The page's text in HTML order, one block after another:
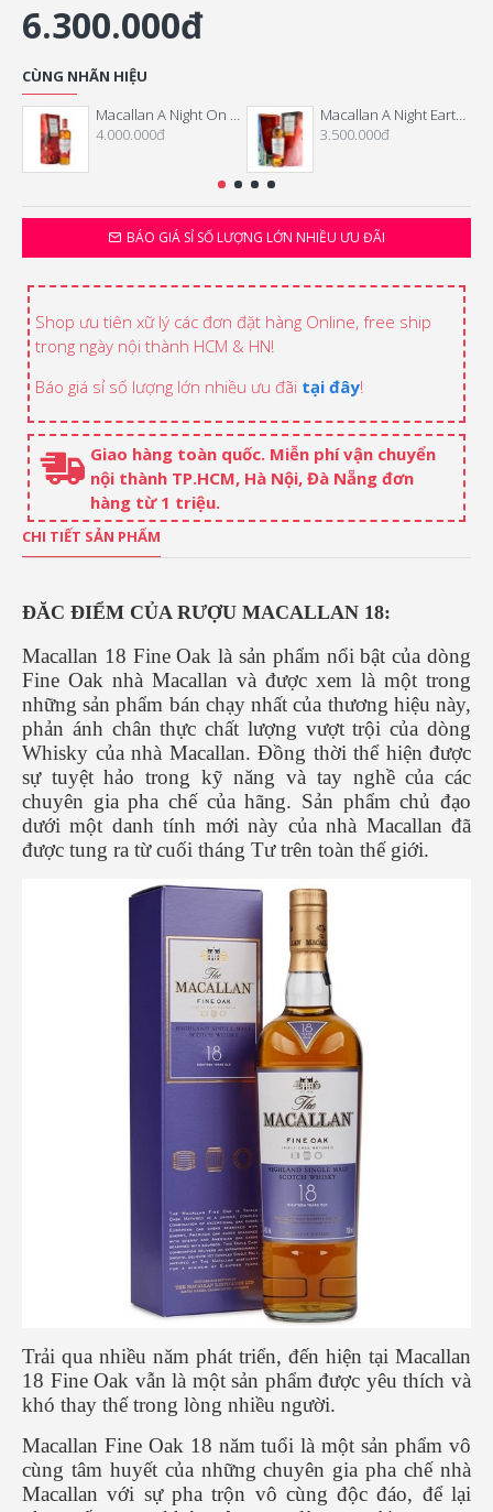
6.300.000đ
BÁO GIÁ SỈ SỐ LƯỢNG LỚN NHIỀU ƯU ĐÃI
CÙNG NHÃN HIỆU
Macallan A Night On Earth The First Light - Tết 2026
4.000.000đ
Macallan A Night Earth The Journey
3.500.000đ
Shop ưu tiên xữ lý các đơn đặt hàng Online, free ship
trong ngày nội thành HCM & HN!
Báo giá sỉ số lượng lớn nhiều ưu đãi tại đây!
Giao hàng toàn quốc. Miễn phí vận chuyển
nội thành TP.HCM, Hà Nội, Đà Nẵng đơn
hàng từ 1 triệu.
CHI TIẾT SẢN PHẨM
ĐĂC ĐIỂM CỦA RƯỢU MACALLAN 18:
Macallan 18 Fine Oak là sản phẩm nổi bật của dòng
Fine Oak nhà Macallan và được xem là một trong
những sản phẩm bán chạy nhất của thương hiệu này,
phản ánh chân thực chất lượng vượt trội của dòng
Whisky của nhà Macallan. Đồng thời thể hiện được
sự tuyệt hảo trong kỹ năng và tay nghề của các
chuyên gia pha chế của hãng. Sản phẩm chủ đạo
dưới một danh tính mới này của nhà Macallan đã
được tung ra từ cuối tháng Tư trên toàn thế giới.
Trải qua nhiều năm phát triển, đến hiện tại Macallan
18 Fine Oak vẫn là một sản phẩm được yêu thích và
khó thay thế trong lòng nhiều người.
Macallan Fine Oak 18 năm tuổi là một sản phẩm vô
cùng tâm huyết của những chuyên gia pha chế nhà
Macallan với sự pha trộn vô cùng độc đáo, để lại